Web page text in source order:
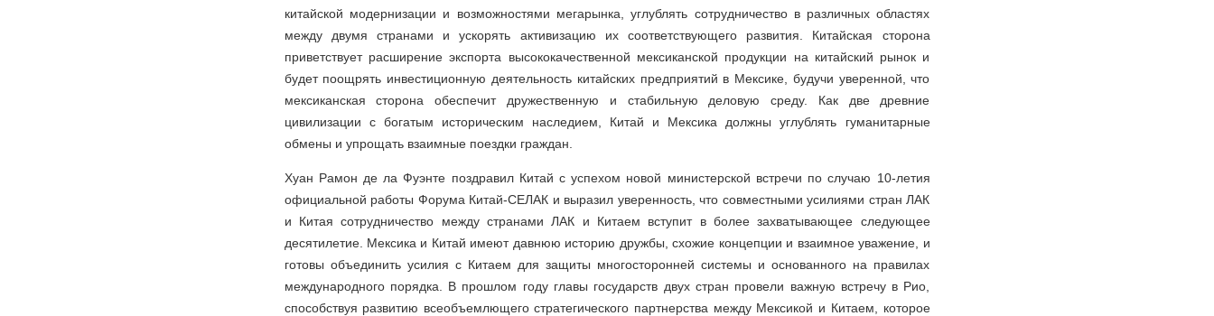
китайской модернизации и возможностями мегарынка, углублять сотрудничество в различных областях
между двумя странами и ускорять активизацию их соответствующего развития. Китайская сторона
приветствует расширение экспорта высококачественной мексиканской продукции на китайский рынок и
будет поощрять инвестиционную деятельность китайских предприятий в Мексике, будучи уверенной, что
мексиканская сторона обеспечит дружественную и стабильную деловую среду. Как две древние
цивилизации с богатым историческим наследием, Китай и Мексика должны углублять гуманитарные
обмены и упрощать взаимные поездки граждан.
Хуан Рамон де ла Фуэнте поздравил Китай с успехом новой министерской встречи по случаю 10-летия
официальной работы Форума Китай-СЕЛАК и выразил уверенность, что совместными усилиями стран ЛАК
и Китая сотрудничество между странами ЛАК и Китаем вступит в более захватывающее следующее
десятилетие. Мексика и Китай имеют давнюю историю дружбы, схожие концепции и взаимное уважение, и
готовы объединить усилия с Китаем для защиты многосторонней системы и основанного на правилах
международного порядка. В прошлом году главы государств двух стран провели важную встречу в Рио,
способствуя развитию всеобъемлющего стратегического партнерства между Мексикой и Китаем, которое